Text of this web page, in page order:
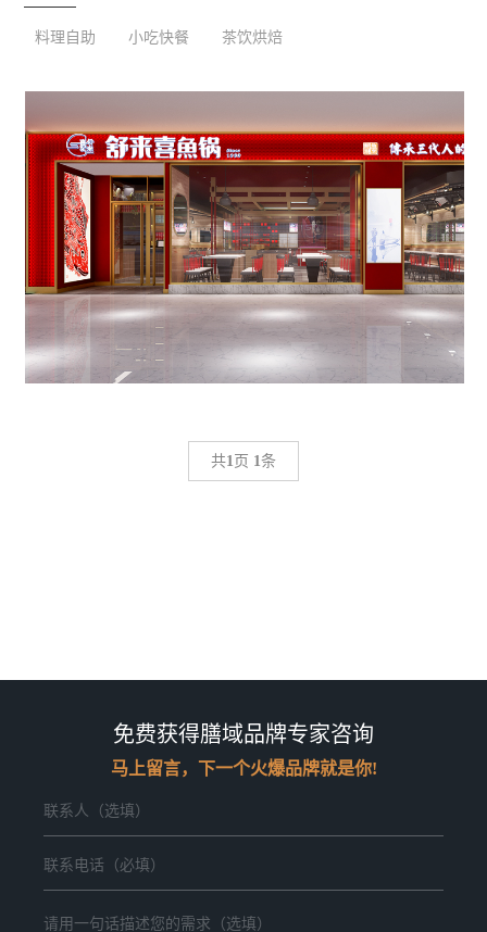
料理自助 小吃快餐 茶饮烘焙
共1 页 1条
免费获得膳域品牌专家咨询
马上留言，下一个火爆品牌就是你!